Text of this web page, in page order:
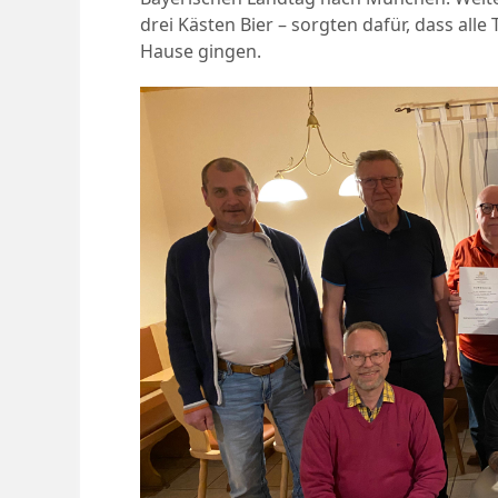
drei Kästen Bier – sorgten dafür, dass
Hause gingen.